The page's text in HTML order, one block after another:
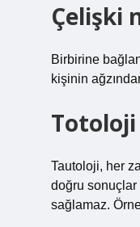
Çelişki
Birbirine
kişinin
Totoloji
Tautoloji, her
doğru sonuçlar
sağlamaz.